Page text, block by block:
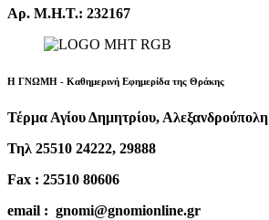
Αρ. Μ.Η.Τ.: 232167
Η ΓΝΩΜΗ - Καθημερινή Εφημερίδα της Θράκης
Τέρμα Αγίου Δημητρίου, Αλεξανδρούπολη
Τηλ 25510 24222, 29888
Fax : 25510 80606
email : gnomi@gnomionline.gr